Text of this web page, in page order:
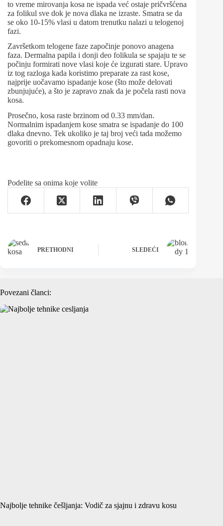
to vreme mirovanja kosa ne ispada već ostaje pričvršćena
za folikul sve dok je nova dlaka ne izraste. Smatra se da
se oko 10-15% vlasi u datom trenutku nalazi u telogenoj
fazi.
Završetkom telogene faze započinje ponovo anagena
faza. Dermalna papila i donji deo folikula se spajaju te se
počinju formirati nove vlasi koje će izgurati stare. Upravo
iz tog razloga kada koristimo preparate za rast kose,
najprije uočavamo ispadanje kose (što može delovati
zbunjujuće), a što je zapravo znak da je počela rasti nova
kosa.
Prosečno, kosa raste brzinom od 0.33 mm/dan.
Normalnim ispadanjem kose smatra se ispadanje do 100
dlaka dnevno. Tek ukoliko je taj broj veći tada možemo
govoriti o prekomesnom opadnaju kose.
Podelite sa onima koje volite
PRETHODNI SLEDEĆI
Povezani članci:
Najbolje tehnike češljanja: Vodič za sjajnu i zdravu kosu